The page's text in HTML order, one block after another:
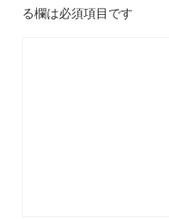
る欄は必須項目です